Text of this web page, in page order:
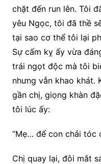
chặt đến run lên. Tôi
yêu Ngọc, tôi đã thề
tại sao cơ thể tôi lại
Sự cấm kỵ ấy vừa
trái ngọt độc mà tôi
nhưng vẫn khao khát.
gần chị, giọng khàn
tôi lúc ấy:
“Mẹ… để con chải tóc
Chị quay lại, đôi mắt